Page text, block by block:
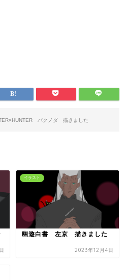
パクノダ 描きました
イラスト
幽遊白書 左京 描きました
2023年12月4日